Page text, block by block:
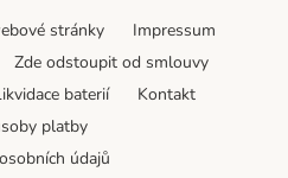
stránky
Impressum
Zde odstoupit od smlouvy
baterií
Kontakt
platby
údajů